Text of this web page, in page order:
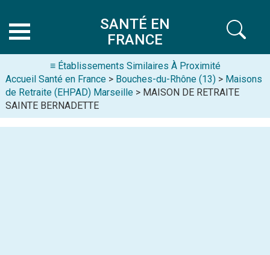
SANTÉ EN
FRANCE
≡ Établissements Similaires À Proximité
Accueil Santé en France > Bouches-du-Rhône (13) > Maisons
de Retraite (EHPAD) Marseille > MAISON DE RETRAITE
SAINTE BERNADETTE